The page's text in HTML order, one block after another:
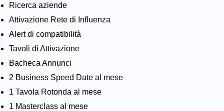
Ricerca aziende
Attivazione Rete di Influenza
Alert di compatibilità
Tavoli di Attivazione
Bacheca Annunci
2 Business Speed Date al mese
1 Tavola Rotonda al mese
1 Masterclass al mese